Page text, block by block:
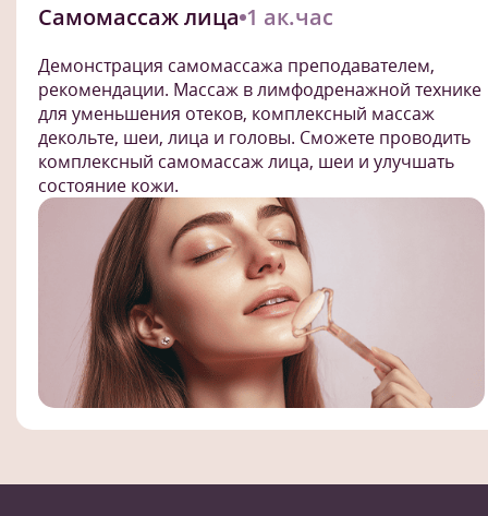
Самомассаж лица 1 ак.час
Демонстрация самомассажа преподавателем,
рекомендации. Массаж в лимфодренажной технике
для уменьшения отеков, комплексный массаж
декольте, шеи, лица и головы. Сможете проводить
комплексный самомассаж лица, шеи и улучшать
состояние кожи.